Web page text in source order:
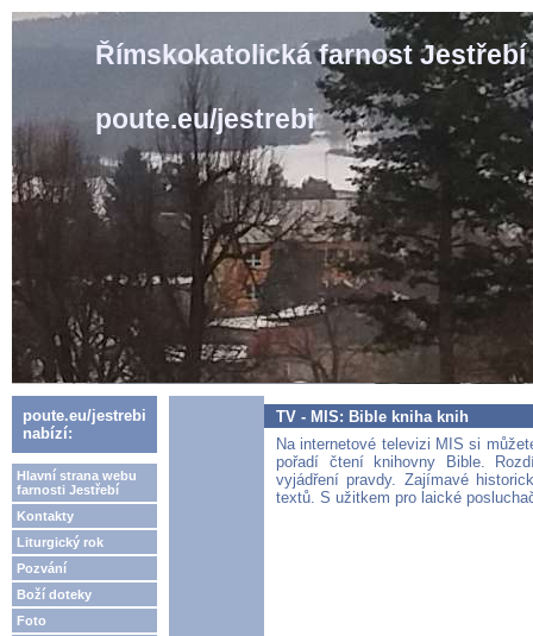
Římskokatolická farnost Jestřebí
poute.eu/jestrebi
poute.eu/jestrebi
nabízí:
Hlavní strana webu
farnosti Jestřebí
Kontakty
Liturgický rok
Pozvání
Boží doteky
Foto
TV - MIS: Bible kniha knih
Na internetové televizi MIS si
pořadí čtení knihovny Bible.
vyjádření pravdy. Zajímavé
textů. S užitkem pro laické